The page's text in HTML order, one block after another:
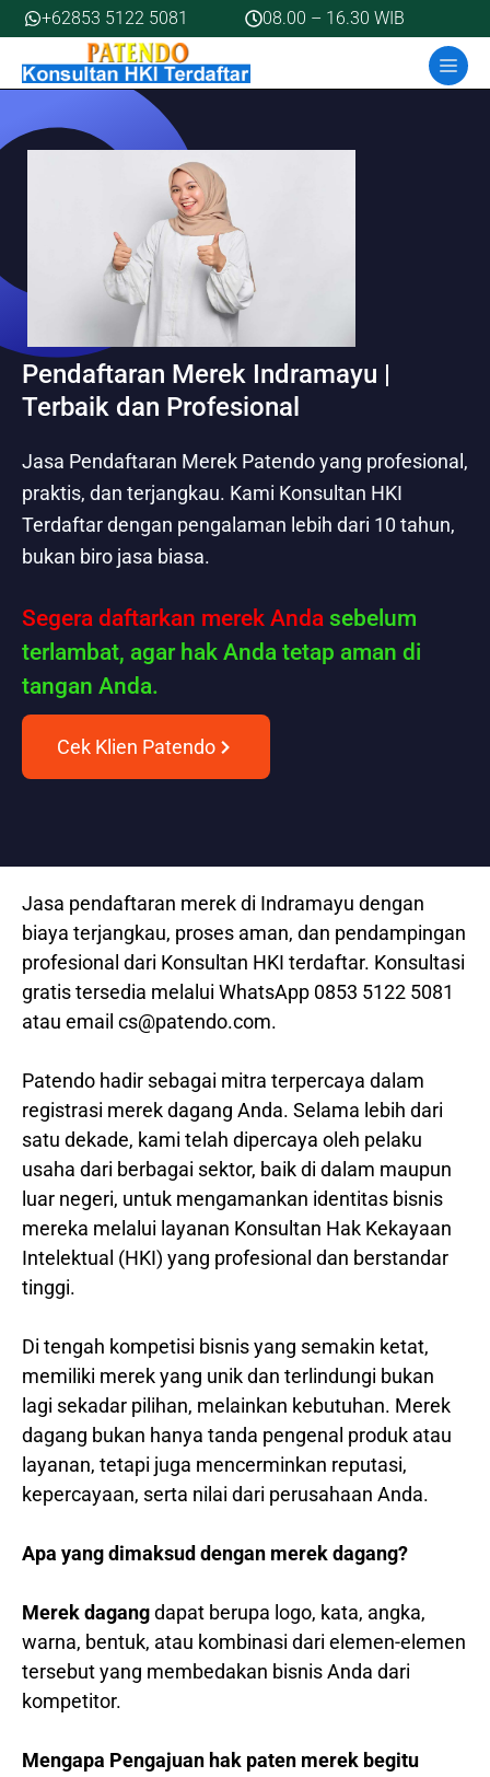
Skip
to
content
+62853 5122 5081 08.00 – 16.30 WIB
Pendaftaran Merek Indramayu |
Terbaik dan Profesional
Jasa Pendaftaran Merek Patendo yang profesional,
praktis, dan terjangkau. Kami Konsultan HKI
Terdaftar dengan pengalaman lebih dari 10 tahun,
bukan biro jasa biasa.
Segera daftarkan merek Anda sebelum
terlambat, agar hak Anda tetap aman di
tangan Anda.
Cek Klien Patendo
Jasa pendaftaran merek di Indramayu dengan
biaya terjangkau, proses aman, dan pendampingan
profesional dari Konsultan HKI terdaftar. Konsultasi
gratis tersedia melalui WhatsApp 0853 5122 5081
atau email cs@patendo.com.
Patendo hadir sebagai mitra terpercaya dalam
registrasi merek dagang Anda. Selama lebih dari
satu dekade, kami telah dipercaya oleh pelaku
usaha dari berbagai sektor, baik di dalam maupun
luar negeri, untuk mengamankan identitas bisnis
mereka melalui layanan Konsultan Hak Kekayaan
Intelektual (HKI) yang profesional dan berstandar
tinggi.
Di tengah kompetisi bisnis yang semakin ketat,
memiliki merek yang unik dan terlindungi bukan
lagi sekadar pilihan, melainkan kebutuhan. Merek
dagang bukan hanya tanda pengenal produk atau
layanan, tetapi juga mencerminkan reputasi,
kepercayaan, serta nilai dari perusahaan Anda.
Apa yang dimaksud dengan merek dagang?
Merek dagangdapat berupa logo, kata, angka,
warna, bentuk, atau kombinasi dari elemen-elemen
tersebut yang membedakan bisnis Anda dari
kompetitor.
Mengapa Pengajuan hak paten merek begitu